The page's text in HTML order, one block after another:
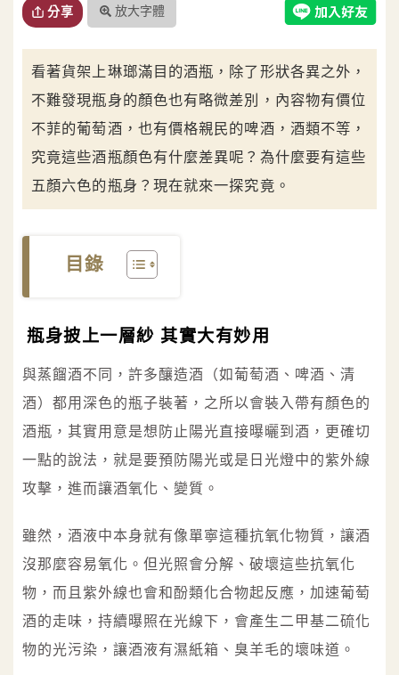
分享 放大字體
看著貨架上琳瑯滿目的酒瓶，除了形狀各異之外，
不難發現瓶身的顏色也有略微差別，內容物有價位
不菲的葡萄酒，也有價格親民的啤酒，酒類不等，
究竟這些酒瓶顏色有什麼差異呢？為什麼要有這些
五顏六色的瓶身？現在就來一探究竟。
目錄
瓶身披上一層紗 其實大有妙用
與蒸餾酒不同，許多釀造酒（如葡萄酒、啤酒、清
酒）都用深色的瓶子裝著，之所以會裝入帶有顏色的
酒瓶，其實用意是想防止陽光直接曝曬到酒，更確切
一點的說法，就是要預防陽光或是日光燈中的紫外線
攻擊，進而讓酒氧化、變質。
雖然，酒液中本身就有像單寧這種抗氧化物質，讓酒
沒那麼容易氧化。但光照會分解、破壞這些抗氧化
物，而且紫外線也會和酚類化合物起反應，加速葡萄
酒的走味，持續曝照在光線下，會產生二甲基二硫化
物的光污染，讓酒液有濕紙箱、臭羊毛的壞味道。